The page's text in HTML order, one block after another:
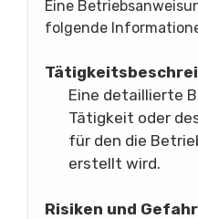
Eine
folgende
Eine detaillierte
Tätigkeit oder
für den die
erstellt wird.
Risiken und